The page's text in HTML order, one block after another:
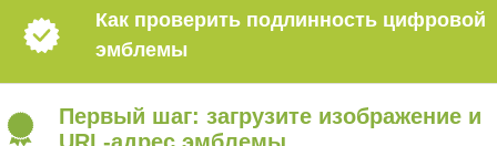
Первый шаг: загрузите изображение и
Как проверить подлинность цифровой
эмблемы